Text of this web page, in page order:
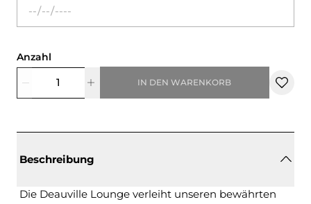
Anzahl
IN DEN WARENKORB
Beschreibung
Die Deauville Lounge verleiht unseren bewährten